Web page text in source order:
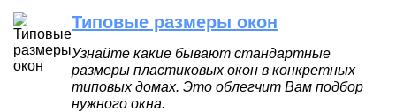
Типовые размеры окон
Узнайте какие бывают стандартные
размеры пластиковых окон в конкретных
типовых домах. Это облегчит Вам подбор
нужного окна.